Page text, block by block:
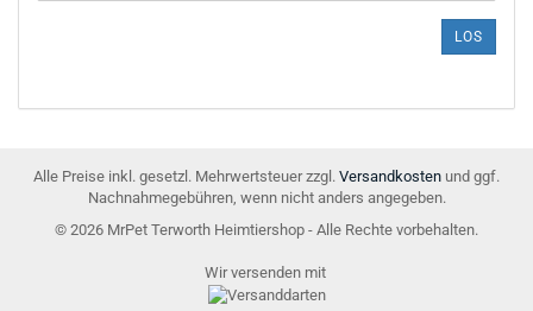
EIN.
LOS
Alle Preise inkl. gesetzl. Mehrwertsteuer zzgl. Versandkosten und ggf.
Nachnahmegebühren, wenn nicht anders angegeben.
© 2026 MrPet Terworth Heimtiershop - Alle Rechte vorbehalten.
Wir versenden mit